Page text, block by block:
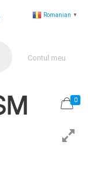
Contul meu
0
Romanian ▼